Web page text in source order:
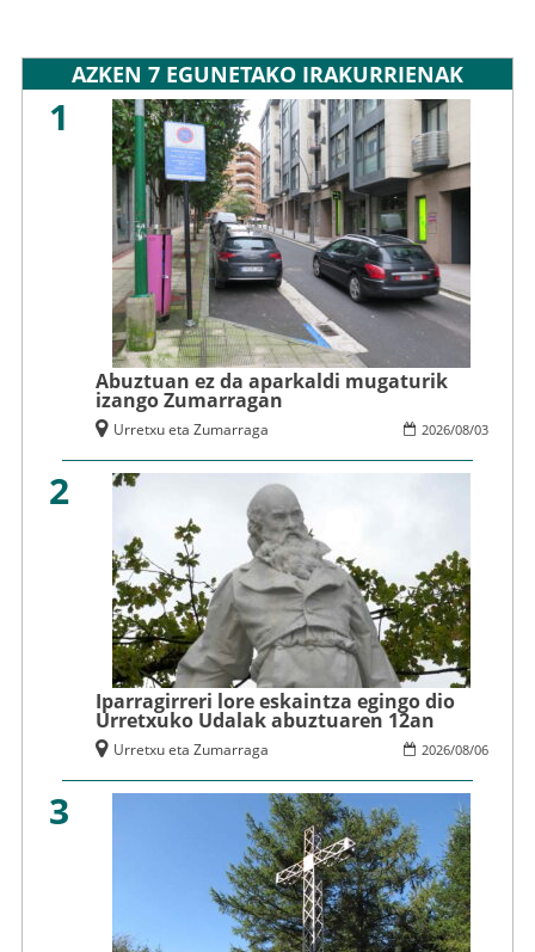
AZKEN 7 EGUNETAKO IRAKURRIENAK
1
Abuztuan ez da aparkaldi mugaturik
izango Zumarragan
2026/08/03
Urretxu eta Zumarraga
2
Iparragirreri lore eskaintza egingo dio
Urretxuko Udalak abuztuaren 12an
2026/08/06
Urretxu eta Zumarraga
3